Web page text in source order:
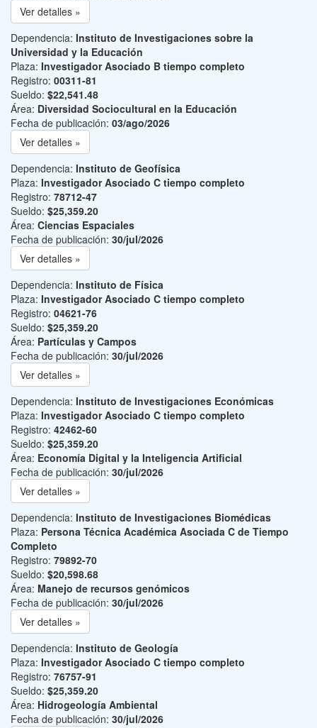
Ver detalles »
Dependencia: Instituto de Investigaciones sobre la
Universidad y la Educación
Plaza: Investigador Asociado B tiempo completo
Registro: 00311-81
Sueldo: $22,541.48
Área: Diversidad Sociocultural en la Educación
Fecha de publicación: 03/ago/2026
Ver detalles »
Dependencia: Instituto de Geofísica
Plaza: Investigador Asociado C tiempo completo
Registro: 78712-47
Sueldo: $25,359.20
Área: Ciencias Espaciales
Fecha de publicación: 30/jul/2026
Ver detalles »
Dependencia: Instituto de Física
Plaza: Investigador Asociado C tiempo completo
Registro: 04621-76
Sueldo: $25,359.20
Área: Partículas y Campos
Fecha de publicación: 30/jul/2026
Ver detalles »
Dependencia: Instituto de Investigaciones Económicas
Plaza: Investigador Asociado C tiempo completo
Registro: 42462-60
Sueldo: $25,359.20
Área: Economía Digital y la Inteligencia Artificial
Fecha de publicación: 30/jul/2026
Ver detalles »
Dependencia: Instituto de Investigaciones Biomédicas
Plaza: Persona Técnica Académica Asociada C de Tiempo
Completo
Registro: 79892-70
Sueldo: $20,598.68
Área: Manejo de recursos genómicos
Fecha de publicación: 30/jul/2026
Ver detalles »
Dependencia: Instituto de Geología
Plaza: Investigador Asociado C tiempo completo
Registro: 76757-91
Sueldo: $25,359.20
Área: Hidrogeología Ambiental
Fecha de publicación: 30/jul/2026